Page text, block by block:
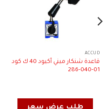
ACCUD
قاعدة شنكار ميني أكيود 40 ك كود
01-040-286